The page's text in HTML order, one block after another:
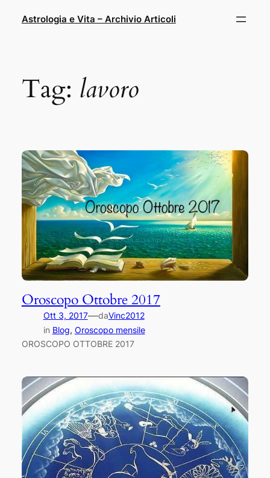
Astrologia e Vita – Archivio Articoli
Tag: lavoro
Oroscopo Ottobre 2017
Ott 3, 2017—daVinc2012
in Blog, Oroscopo mensile
OROSCOPO OTTOBRE 2017